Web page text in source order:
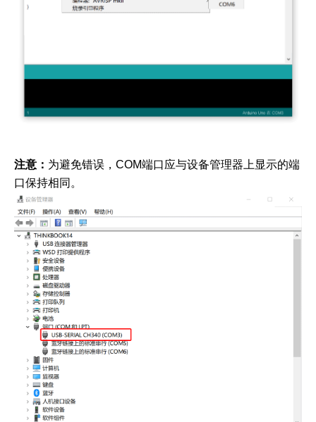
注意： 为避免错误，COM端口应与设备管理器上显示的端
口保持相同。